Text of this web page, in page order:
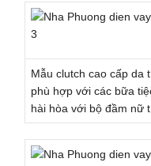
Mẫu clutch cao cấp da
phù hợp với các bữa
hài hòa với bộ đầm nữ